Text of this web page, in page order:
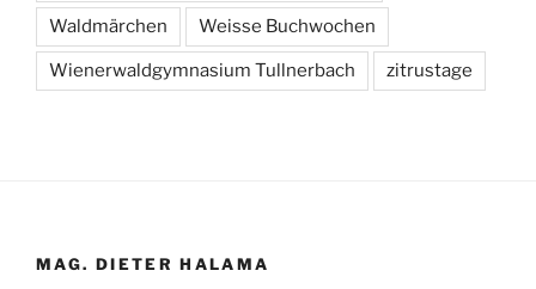
Waldmärchen Weisse Buchwochen
Wienerwaldgymnasium Tullnerbach zitrustage
MAG. DIETER HALAMA